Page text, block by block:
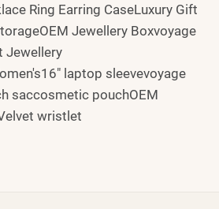
Ring Earring CaseLuxury Gift
Jewellery Boxvoyage
Jewellery
laptop sleevevoyage
saccosmetic pouchOEM
wristlet